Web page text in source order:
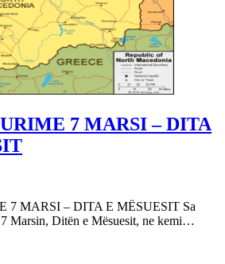
7 MARSI – DITA
7 MARSI – DITA E MËSUESIT Sa
7 Marsin, Ditën e Mësuesit, ne kemi…